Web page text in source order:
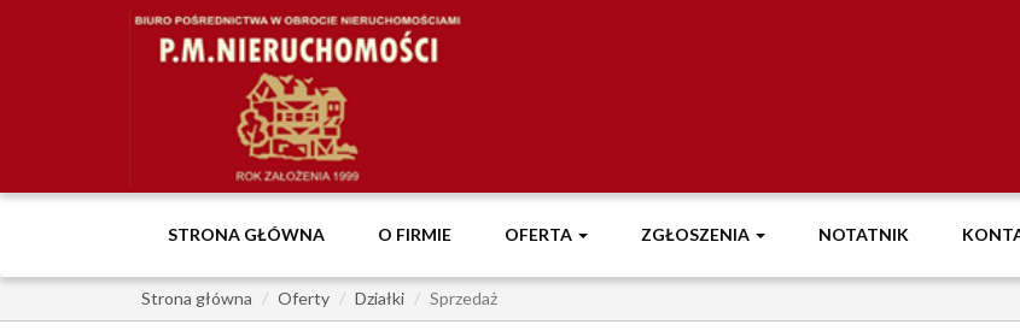
STRONA GŁÓWNA O FIRMIE OFERTA ZGŁOSZENIA NOTATNIK
Strona główna Oferty Działki Sprzedaż